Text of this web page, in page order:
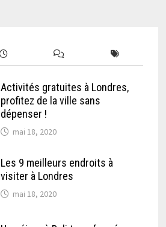
Activités gratuites à Londres,
profitez de la ville sans
dépenser !
mai 18, 2020
Les 9 meilleurs endroits à
visiter à Londres
mai 18, 2020